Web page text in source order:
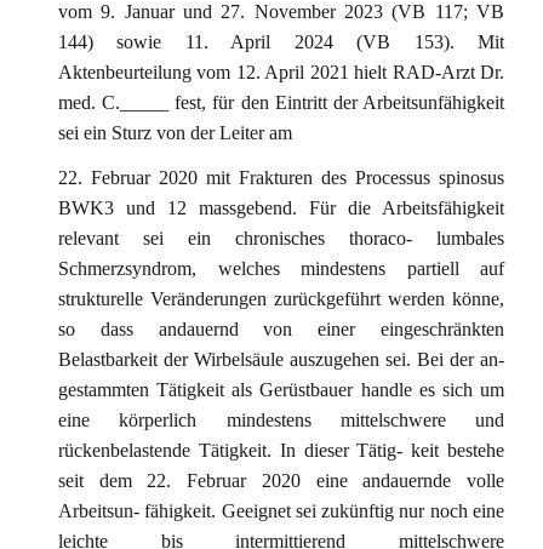
vom 9. Januar und 27. November 2023 (VB 117; VB
144) sowie 11. April 2024 (VB 153). Mit
Aktenbeurteilung vom 12. April 2021 hielt RAD-Arzt Dr.
med. C._____ fest, für den Eintritt der Arbeitsunfähigkeit
sei ein Sturz von der Leiter am
22. Februar 2020 mit Frakturen des Processus spinosus
BWK3 und 12 massgebend. Für die Arbeitsfähigkeit
relevant sei ein chronisches thoraco- lumbales
Schmerzsyndrom, welches mindestens partiell auf
strukturelle Veränderungen zurückgeführt werden könne,
so dass andauernd von einer eingeschränkten
Belastbarkeit der Wirbelsäule auszugehen sei. Bei der an-
gestammten Tätigkeit als Gerüstbauer handle es sich um
eine körperlich mindestens mittelschwere und
rückenbelastende Tätigkeit. In dieser Tätig- keit bestehe
seit dem 22. Februar 2020 eine andauernde volle
Arbeitsun- fähigkeit. Geeignet sei zukünftig nur noch eine
leichte bis intermittierend mittelschwere